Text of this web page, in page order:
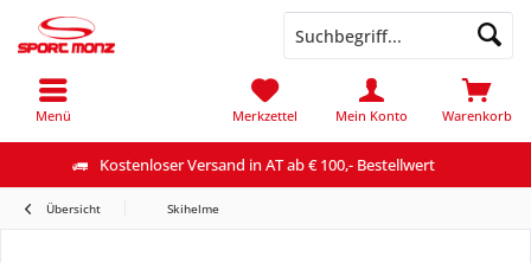
Kostenloser Versand in AT ab € 100,- Bestellwert
Menü Warenkorb
Merkzettel Mein Konto
Übersicht Skihelme